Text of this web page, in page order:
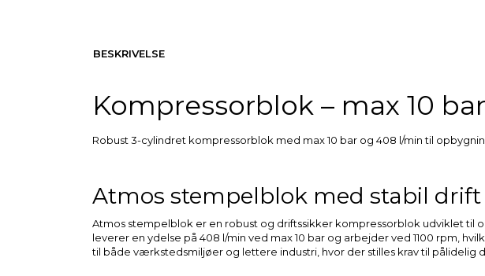
BESKRIVELSE
Kompressorblok – max 10
Robust 3-cylindret kompressorblok med max 10 bar og 408 l/min til
Atmos stempelblok med stabil
Atmos stempelblok er en robust og driftssikker kompressorblok udviklet
leverer en ydelse på 408 l/min ved max 10 bar og arbejder ved 1100 rpm,
til både værkstedsmiljøer og lettere industri, hvor der stilles krav til